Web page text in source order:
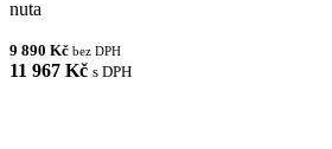
nuta
9 890 Kč bez DPH
11 967 Kč s DPH